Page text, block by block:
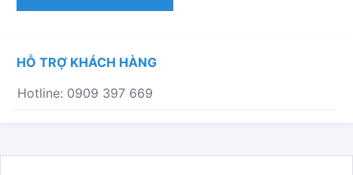
PN25
HỖ TRỢ KHÁCH HÀNG
Hotline: 0909 397 669